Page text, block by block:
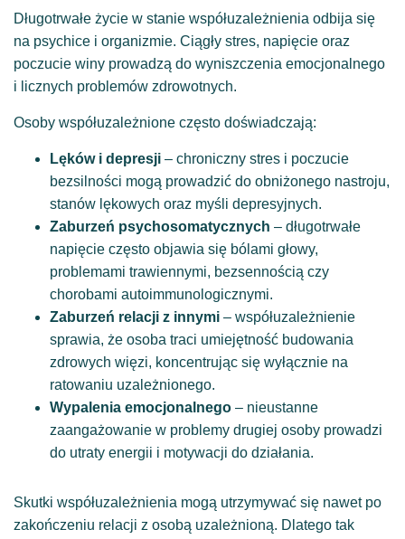
Długotrwałe życie w stanie współuzależnienia odbija się
na psychice i organizmie. Ciągły stres, napięcie oraz
poczucie winy prowadzą do wyniszczenia emocjonalnego
i licznych problemów zdrowotnych.
Osoby współuzależnione często doświadczają:
Lęków i depresji – chroniczny stres i poczucie
bezsilności mogą prowadzić do obniżonego nastroju,
stanów lękowych oraz myśli depresyjnych.
Zaburzeń psychosomatycznych – długotrwałe
napięcie często objawia się bólami głowy,
problemami trawiennymi, bezsennością czy
chorobami autoimmunologicznymi.
Zaburzeń relacji z innymi – współuzależnienie
sprawia, że osoba traci umiejętność budowania
zdrowych więzi, koncentrując się wyłącznie na
ratowaniu uzależnionego.
Wypalenia emocjonalnego – nieustanne
zaangażowanie w problemy drugiej osoby prowadzi
do utraty energii i motywacji do działania.
Skutki współuzależnienia mogą utrzymywać się nawet po
zakończeniu relacji z osobą uzależnioną. Dlatego tak